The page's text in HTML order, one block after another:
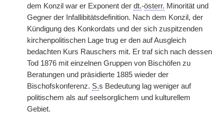
dem Konzil war er Exponent der dt.-österr. Minorität und
Gegner der Infallibitätsdefinition. Nach dem Konzil, der
Kündigung des Konkordats und der sich zuspitzenden
kirchenpolitischen Lage trug er den auf Ausgleich
bedachten Kurs Rauschers mit. Er traf sich nach dessen
Tod 1876 mit einzelnen Gruppen von Bischöfen zu
Beratungen und präsidierte 1885 wieder der
Bischofskonferenz. S.s Bedeutung lag weniger auf
politischem als auf seelsorglichem und kulturellem
Gebiet.